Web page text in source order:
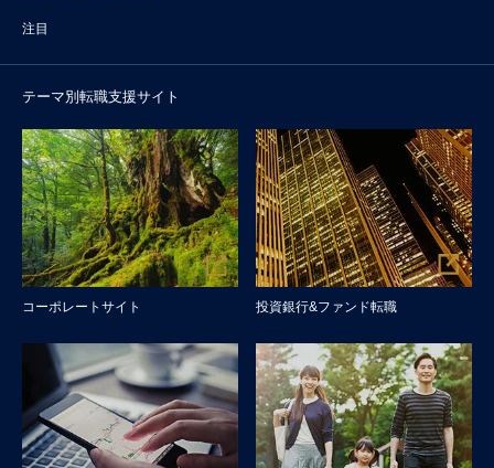
注目
テーマ別転職支援サイト
コーポレートサイト 投資銀行&ファンド転職